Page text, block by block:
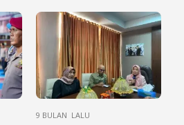
9 BULAN LALU